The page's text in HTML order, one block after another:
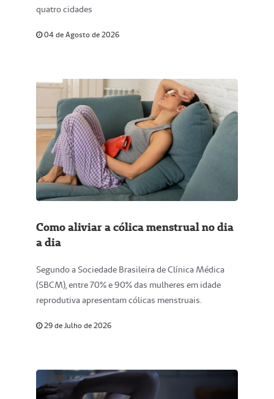
quatro cidades
04 de Agosto de 2026
Como aliviar a cólica menstrual no dia
a dia
Segundo a Sociedade Brasileira de Clínica Médica
(SBCM), entre 70% e 90% das mulheres em idade
reprodutiva apresentam cólicas menstruais.
29 de Julho de 2026